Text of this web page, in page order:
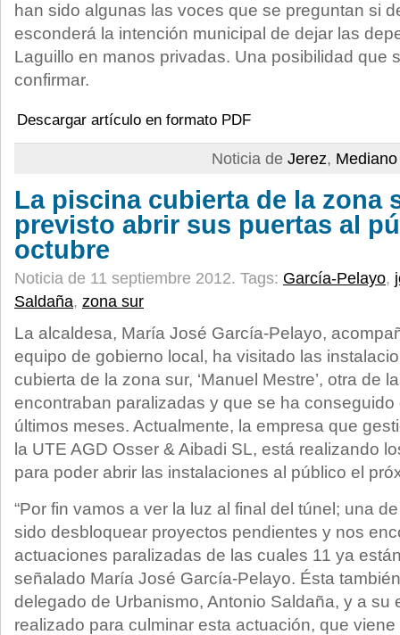
han sido algunas las voces que se preguntan si
esconderá la intención municipal de dejar las
Laguillo en manos privadas. Una posibilidad que
confirmar.
Descargar artículo en formato PDF
Noticia de Jerez,
La piscina cubierta de la zona
previsto abrir sus puertas al
octubre
Noticia de 11 septiembre 2012. Tags: García-Pelayo,
Saldaña, zona sur
La alcaldesa, María José García-Pelayo,
equipo de gobierno local, ha visitado las
cubierta de la zona sur, ‘Manuel Mestre’, otra de
encontraban paralizadas y que se ha
últimos meses. Actualmente, la empresa que
la UTE AGD Osser & Aibadi SL, está realizando
para poder abrir las instalaciones al público el
“Por fin vamos a ver la luz al final del túnel; una
sido desbloquear proyectos pendientes y nos
actuaciones paralizadas de las cuales 11 ya
señalado María José García-Pelayo. Ésta
delegado de Urbanismo, Antonio Saldaña, y a su
realizado para culminar esta actuación, que